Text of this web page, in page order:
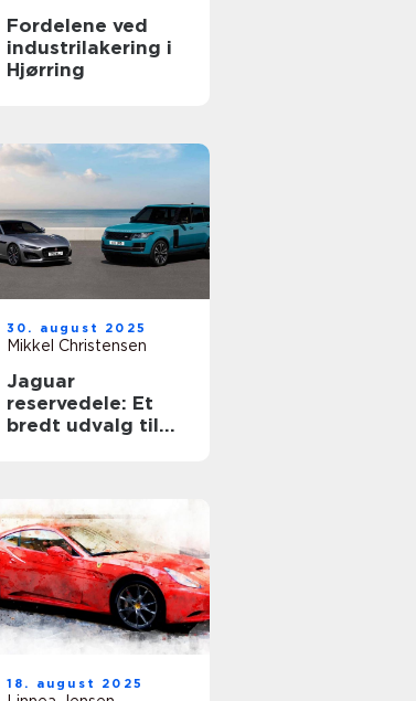
Fordelene ved
industrilakering i
Hjørring
30. august 2025
Mikkel Christensen
Jaguar
reservedele: Et
bredt udvalg til
18. august 2025